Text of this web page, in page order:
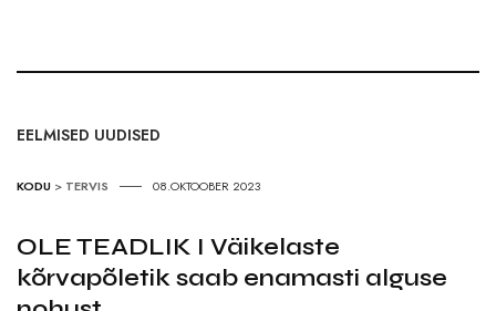
EELMISED UUDISED
KODU > TERVIS 08.OKTOOBER 2023
OLE TEADLIK I Väikelaste
kõrvapõletik saab enamasti alguse